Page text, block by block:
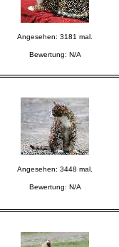
Angesehen: 3181 mal.
Bewertung: N/A
Angesehen: 3448 mal.
Bewertung: N/A